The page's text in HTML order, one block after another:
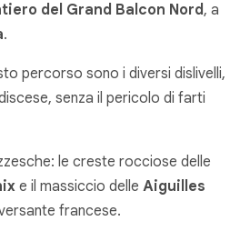
del Grand Balcon Nord, a
.
percorso sono i diversi dislivelli,
senza il pericolo di farti
le creste rocciose delle
e il massiccio delle Aiguilles
francese.